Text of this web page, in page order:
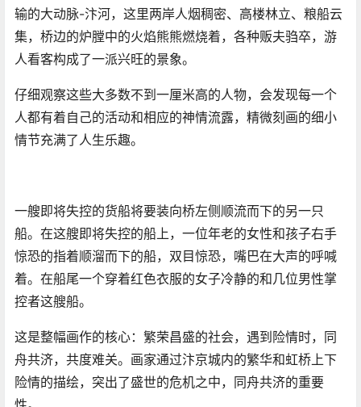
输的大动脉-汴河，这里两岸人烟稠密、高楼林立、粮船云
集，桥边的炉膛中的火焰熊熊燃烧着，各种贩夫驺卒，游
人看客构成了一派兴旺的景象。
仔细观察这些大多数不到一厘米高的人物，会发现每一个
人都有着自己的活动和相应的神情流露，精微刻画的细小
情节充满了人生乐趣。
一艘即将失控的货船将要装向桥左侧顺流而下的另一只
船。在这艘即将失控的船上，一位年老的女性和孩子右手
惊恐的指着顺溜而下的船，双目惊恐，嘴巴在大声的呼喊
着。在船尾一个穿着红色衣服的女子冷静的和几位男性掌
控者这艘船​。
这是整幅画作的核心​：繁荣昌盛的社会，遇到险情时，同
舟共济​，共度难关。画家通过汴京城内的繁华和虹桥上下
险情的描绘，突出了盛世的危机之中，​同舟共济的重要